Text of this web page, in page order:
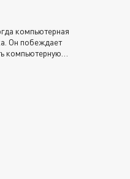
компьютерная
Он побеждает
компьютерную